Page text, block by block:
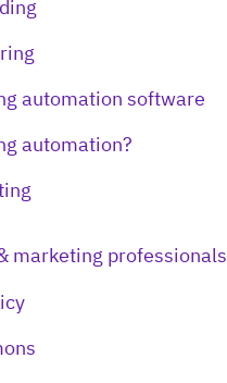
automation software
automation?
marketing professionals